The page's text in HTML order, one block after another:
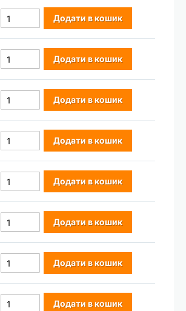
Додати в кошик
Додати в кошик
Додати в кошик
Додати в кошик
Додати в кошик
Додати в кошик
Додати в кошик
Додати в кошик